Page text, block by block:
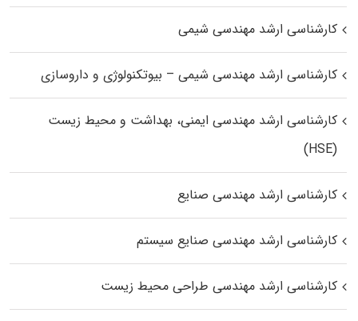
کارشناسی ارشد مهندسی شیمی
کارشناسی ارشد مهندسی شیمی – بیوتکنولوژی و داروسازی
کارشناسی ارشد مهندسی ایمنی، بهداشت و محیط زیست
(HSE)
کارشناسی ارشد مهندسی صنایع
کارشناسی ارشد مهندسی صنایع سیستم
کارشناسی ارشد مهندسی طراحی محیط زیست